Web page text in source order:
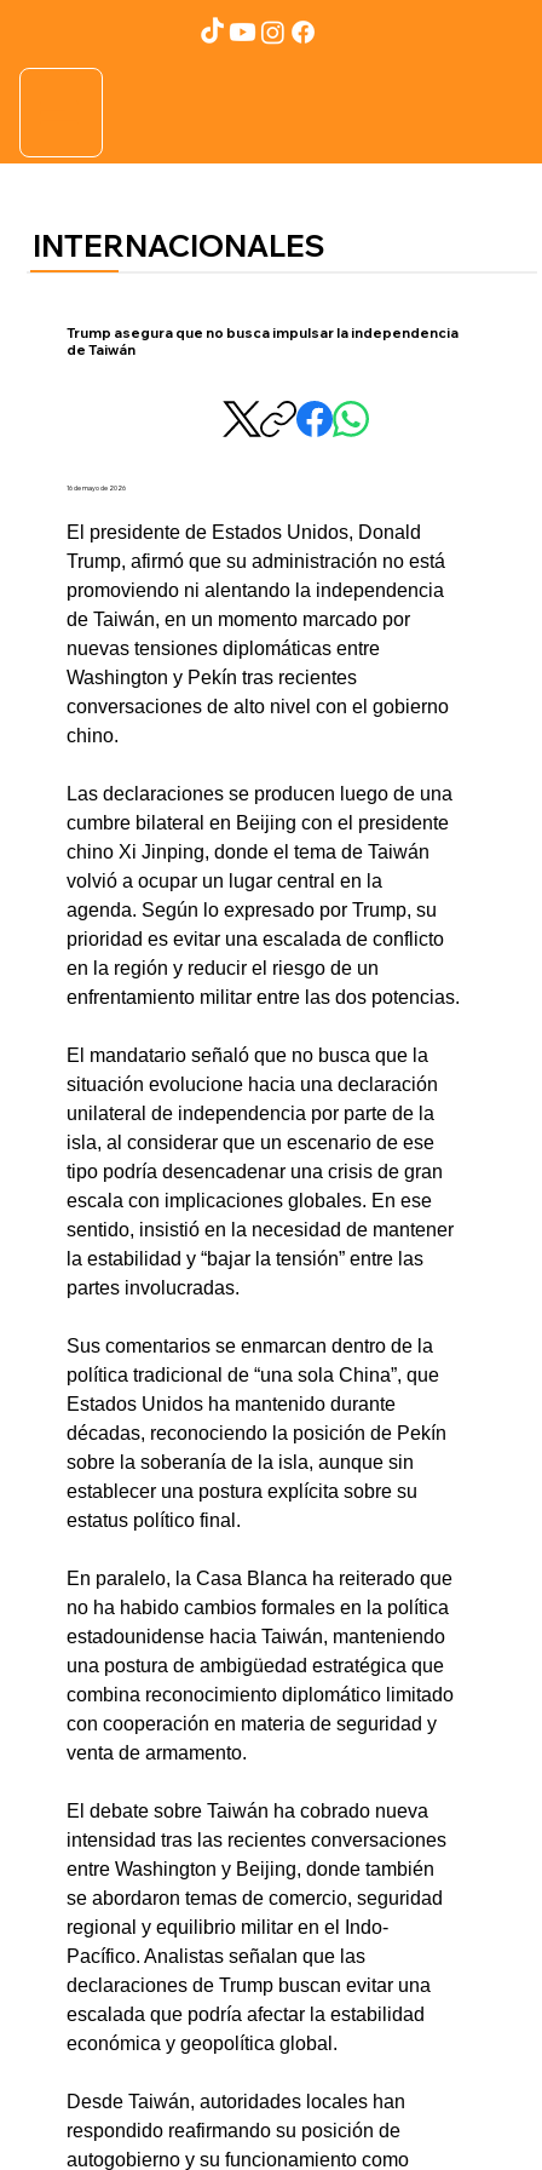
INTERNACIONALES
Trump asegura que no busca impulsar la independencia
de Taiwán
16 de mayo de 2026
El presidente de Estados Unidos, Donald
Trump, afirmó que su administración no está
promoviendo ni alentando la independencia
de Taiwán, en un momento marcado por
nuevas tensiones diplomáticas entre
Washington y Pekín tras recientes
conversaciones de alto nivel con el gobierno
chino.
Las declaraciones se producen luego de una
cumbre bilateral en Beijing con el presidente
chino Xi Jinping, donde el tema de Taiwán
volvió a ocupar un lugar central en la
agenda. Según lo expresado por Trump, su
prioridad es evitar una escalada de conflicto
en la región y reducir el riesgo de un
enfrentamiento militar entre las dos potencias.
El mandatario señaló que no busca que la
situación evolucione hacia una declaración
unilateral de independencia por parte de la
isla, al considerar que un escenario de ese
tipo podría desencadenar una crisis de gran
escala con implicaciones globales. En ese
sentido, insistió en la necesidad de mantener
la estabilidad y “bajar la tensión” entre las
partes involucradas.
Sus comentarios se enmarcan dentro de la
política tradicional de “una sola China”, que
Estados Unidos ha mantenido durante
décadas, reconociendo la posición de Pekín
sobre la soberanía de la isla, aunque sin
establecer una postura explícita sobre su
estatus político final.
En paralelo, la Casa Blanca ha reiterado que
no ha habido cambios formales en la política
estadounidense hacia Taiwán, manteniendo
una postura de ambigüedad estratégica que
combina reconocimiento diplomático limitado
con cooperación en materia de seguridad y
venta de armamento.
El debate sobre Taiwán ha cobrado nueva
intensidad tras las recientes conversaciones
entre Washington y Beijing, donde también
se abordaron temas de comercio, seguridad
regional y equilibrio militar en el Indo-
Pacífico. Analistas señalan que las
declaraciones de Trump buscan evitar una
escalada que podría afectar la estabilidad
económica y geopolítica global.
Desde Taiwán, autoridades locales han
respondido reafirmando su posición de
autogobierno y su funcionamiento como